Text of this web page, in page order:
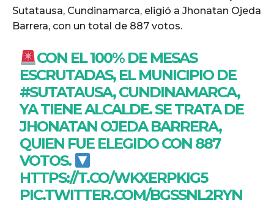
Sutatausa, Cundinamarca, eligió a Jhonatan Ojeda
Barrera, con un total de 887 votos.
CON EL 100% DE MESAS
ESCRUTADAS, EL MUNICIPIO DE
#SUTATAUSA, CUNDINAMARCA,
YA TIENE ALCALDE. SE TRATA DE
JHONATAN OJEDA BARRERA,
QUIEN FUE ELEGIDO CON 887
VOTOS.
HTTPS://T.CO/WKXERPKIG5
PIC.TWITTER.COM/BGSSNL2RYN